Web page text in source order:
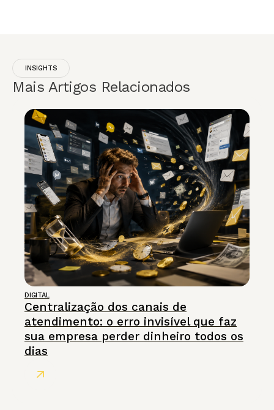
INSIGHTS
Mais Artigos Relacionados
DIGITAL
Centralização dos canais de
atendimento: o erro invisível que faz
sua empresa perder dinheiro todos os
dias